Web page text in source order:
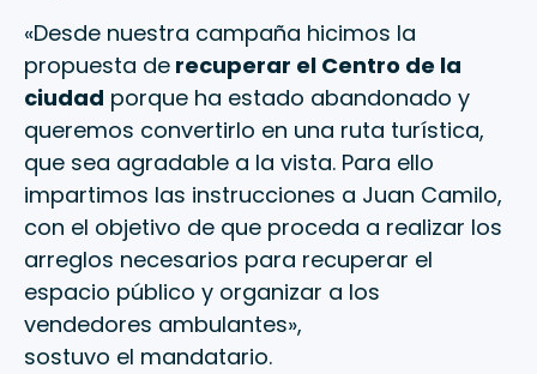
«Desde nuestra campaña hicimos la
propuesta de recuperar el Centro de la
ciudad porque ha estado abandonado y
queremos convertirlo en una ruta turística,
que sea agradable a la vista. Para ello
impartimos las instrucciones a Juan Camilo,
con el objetivo de que proceda a realizar los
arreglos necesarios para recuperar el
espacio público y organizar a los
vendedores ambulantes»,
sostuvo el mandatario.